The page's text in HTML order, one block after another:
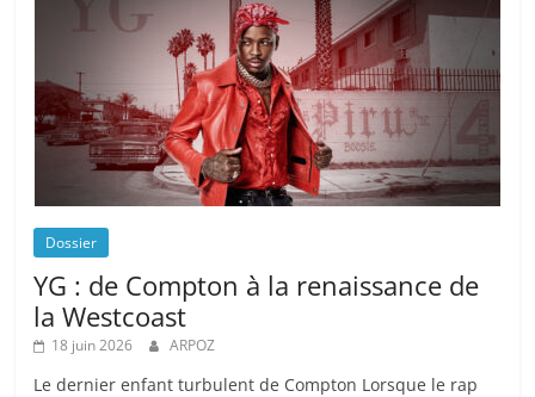
Dossier
YG : de Compton à la renaissance de
la Westcoast
18 juin 2026 ARPOZ
Le dernier enfant turbulent de Compton Lorsque le rap